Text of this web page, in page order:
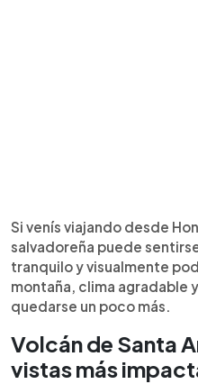
Si venís viajando desde
salvadoreña puede
tranquilo y visualmente
montaña, clima agradable
quedarse un poco más.
Volcán de Santa
vistas más